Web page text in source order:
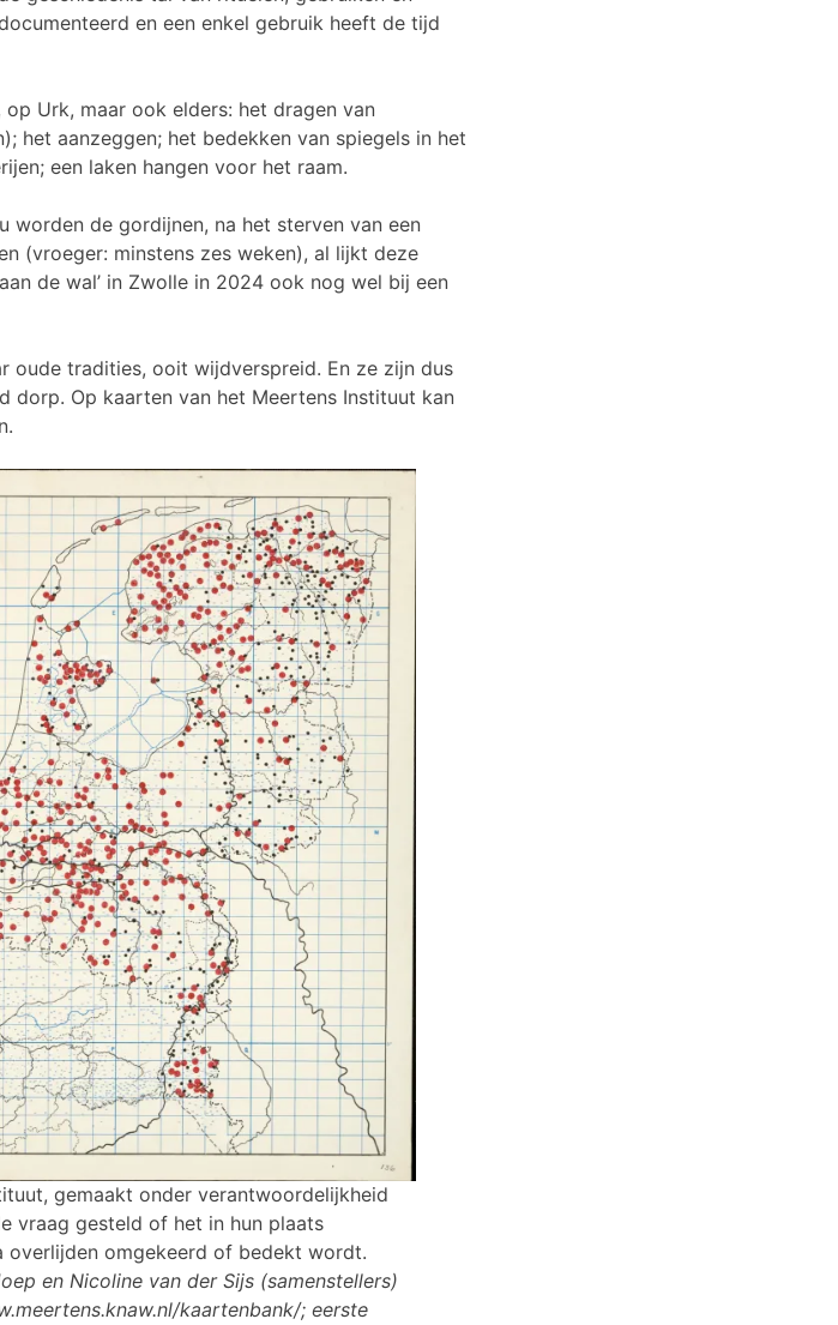
en een enkel gebruik heeft de tijd
Urk, maar ook elders: het dragen van
het aanzeggen; het bedekken van spiegels in het
een laken hangen voor het raam.
de gordijnen, na het sterven van een
(vroeger: minstens zes weken), al lijkt deze
de wal’ in Zwolle in 2024 ook nog wel bij een
oude tradities, ooit wijdverspreid. En ze zijn dus
dorp. Op kaarten van het Meertens Instituut kan
gemaakt onder verantwoordelijkheid
vraag gesteld of het in hun plaats
omgekeerd of bedekt wordt.
en Nicoline van der Sijs (samenstellers)
kaartenbank/; eerste